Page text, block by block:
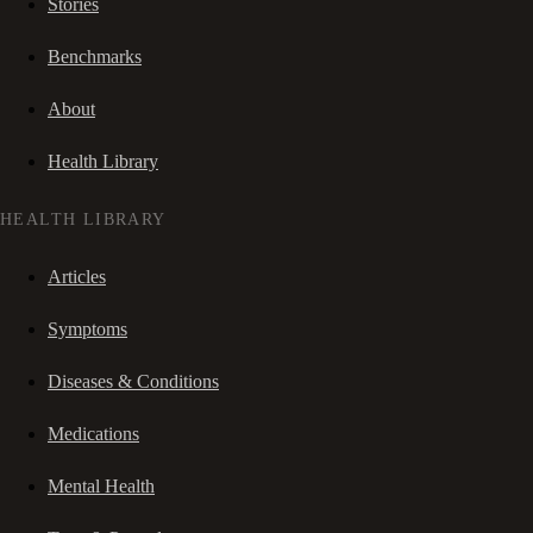
Benchmarks
About
Health Library
HEALTH LIBRARY
Articles
Symptoms
Diseases & Conditions
Medications
Mental Health